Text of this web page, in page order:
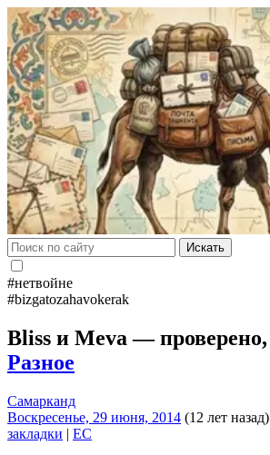
Искать
#нетвойне
#bizgatozahavokerak
Bliss и Meva — проверено,
Разное
Самарканд
Воскресенье, 29 июня, 2014 (12 лет назад)
закладки | EC